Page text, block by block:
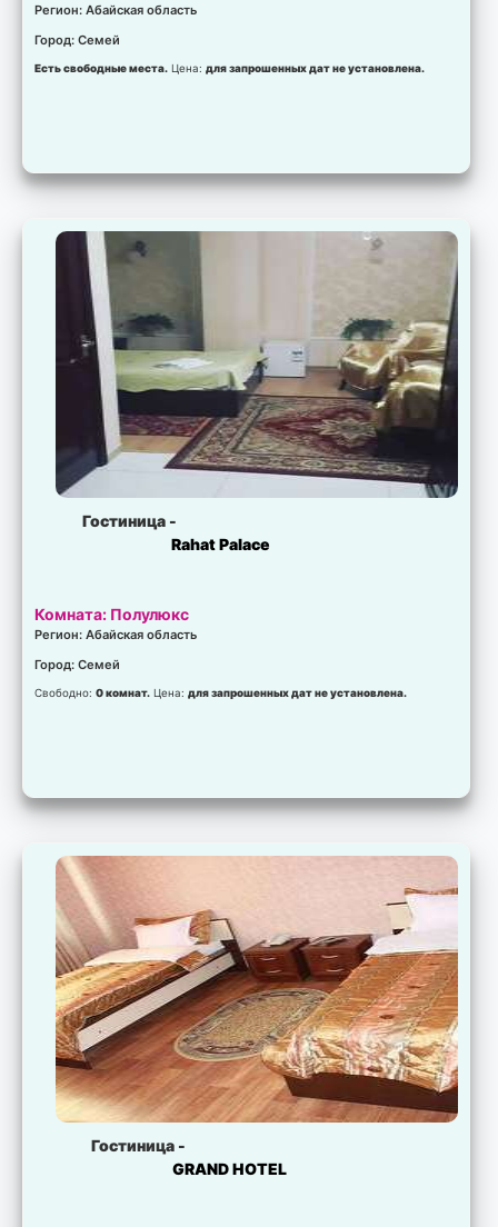
Регион: Абайская область
Город: Семей
Есть свободные места. Цена:для запрошенных дат не установлена.
Гостиница -
Rahat Palace
Комната: Полулюкс
Регион: Абайская область
Город: Семей
Свободно:0 комнат. Цена:для запрошенных дат не установлена.
Гостиница -
GRAND HOTEL